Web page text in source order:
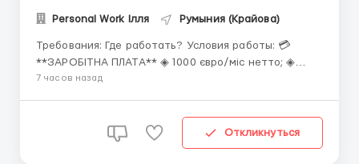
Personal Work Ілля Румыния (Крайова)
Требования: Где работать? Условия работы: 💳
**ЗАРОБІТНА ПЛАТА** ◈ 1000 євро/міс нетто; ◈
додаткові години оплачуються +100%. 📈 **ГРАФІК
**ОБОВ'ЯЗКИ** ◈ ...
7 часов назад
Откликнуться